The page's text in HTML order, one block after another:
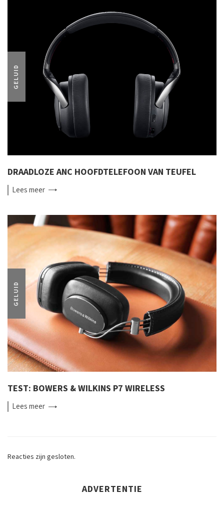
GELUID
DRAADLOZE ANC HOOFDTELEFOON VAN TEUFEL
Leesmeer
GELUID
TEST: BOWERS & WILKINS P7 WIRELESS
Leesmeer
Reacties zijn gesloten.
ADVERTENTIE